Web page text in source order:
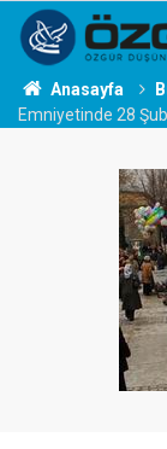
Anasayfa
Emniyetinde 28